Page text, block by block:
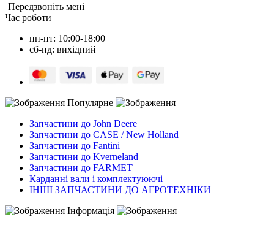
Передзвоніть мені
Час роботи
пн-пт: 10:00-18:00
сб-нд: вихідний
Популярне
Запчастини до John Deere
Запчастини до CASE / New Holland
Запчастини до Fantini
Запчастини до Kverneland
Запчастини до FARMET
Карданні вали і комплектуюючі
ІНШІ ЗАПЧАСТИНИ ДО АГРОТЕХНІКИ
Інформація